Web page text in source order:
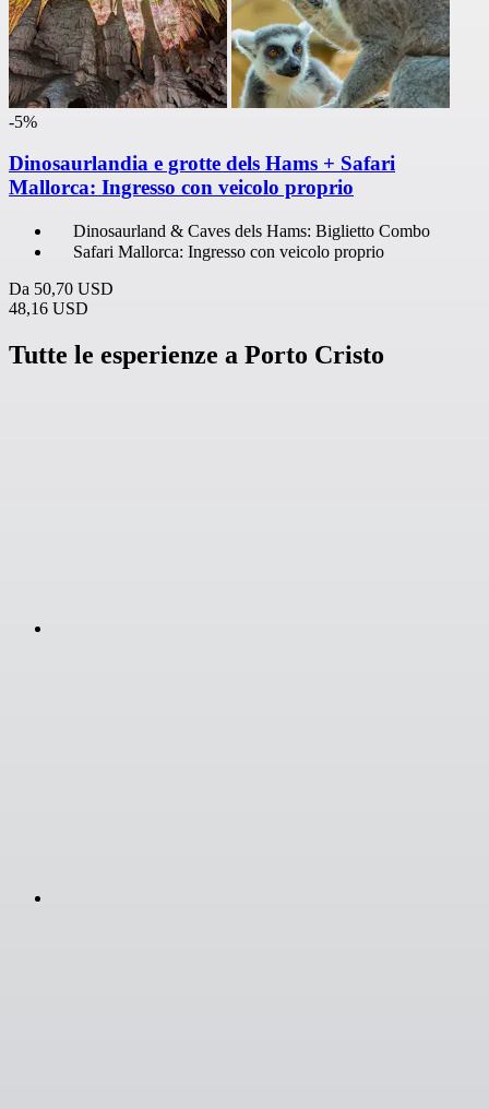
-5%
Dinosaurlandia e grotte dels Hams + Safari
Mallorca: Ingresso con veicolo proprio
Dinosaurland & Caves dels Hams: Biglietto Combo
Safari Mallorca: Ingresso con veicolo proprio
Da 50,70 USD
48,16 USD
Tutte le esperienze a Porto Cristo